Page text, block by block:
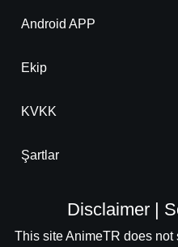
Android APP
Ekip
KVKK
Şartlar
Disclaimer |
This site AnimeTR does not